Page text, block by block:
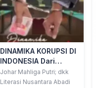
DINAMIKA KORUPSI DI
INDONESIA Dari
Money Politik Sampai
Korupsi Dana Desa
Johar Mahliga Putri; dkk
Literasi Nusantara Abadi